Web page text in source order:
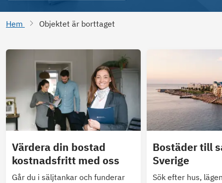
Hem Objektet är borttaget
Värdera din bostad
kostnadsfritt med oss
Går du i säljtankar och funderar
Bostäder till
Sverige
Sök efter hus,